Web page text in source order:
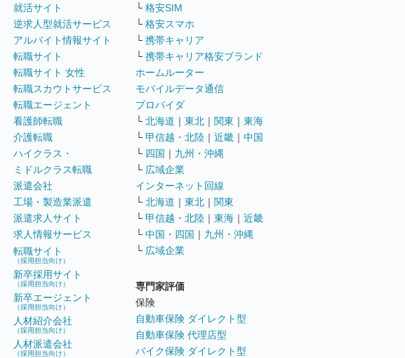
就活サイト
逆求人型就活サービス
アルバイト情報サイト
転職サイト
転職サイト 女性
転職スカウトサービス
転職エージェント
看護師転職
介護転職
ハイクラス・
ミドルクラス転職
派遣会社
工場・製造業派遣
派遣求人サイト
求人情報サービス
転職サイト
（採用担当向け）
新卒採用サイト
（採用担当向け）
新卒エージェント
（採用担当向け）
人材紹介会社
（採用担当向け）
人材派遣会社
（採用担当向け）
└ 格安SIM
└ 格安スマホ
└ 携帯キャリア
└ 携帯キャリア格安ブランド
ホームルーター
モバイルデータ通信
プロバイダ
└ 北海道 ｜ 東北 ｜ 関東 ｜ 東海
└ 甲信越・北陸 ｜ 近畿 ｜ 中国
└ 四国 ｜ 九州・沖縄
└ 広域企業
インターネット回線
└ 北海道 ｜ 東北 ｜ 関東
└ 甲信越・北陸 ｜ 東海 ｜ 近畿
└ 中国・四国 ｜ 九州・沖縄
└ 広域企業
専門家評価
保険
自動車保険 ダイレクト型
自動車保険 代理店型
バイク保険 ダイレクト型